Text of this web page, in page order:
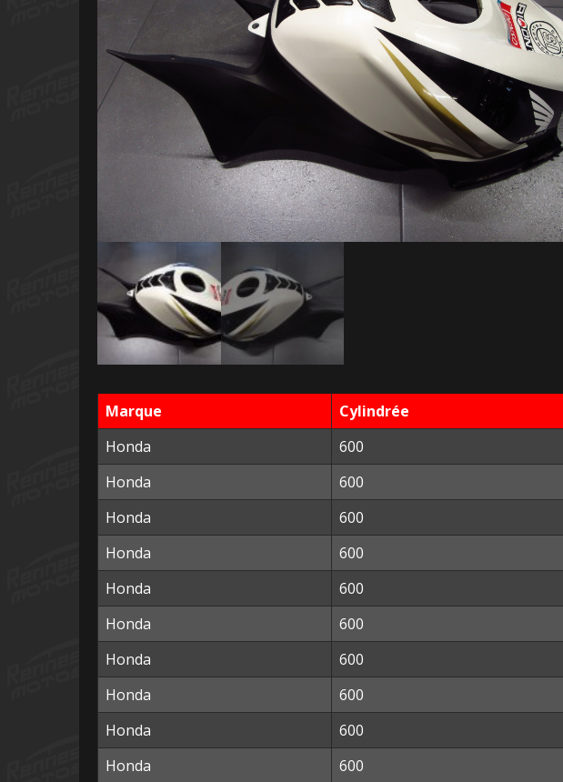
Marque Cylindrée
Honda
600
Honda
600
Honda
600
Honda
600
Honda
600
Honda
600
Honda
600
Honda
600
Honda
600
Honda
600